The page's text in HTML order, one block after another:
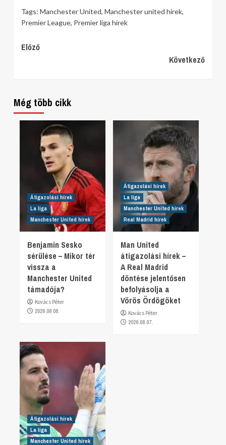
Tags: Manchester United, Manchester united hírek,
Premier League, Premier liga hírek
Continue
Előző
Következő
Még több cikk
Átigazolási hírek
La liga
Manchester United hírek
Benjamin Sesko
sérülése – Mikor tér
vissza a
Manchester United
támadója?
Kovács Péter
2026.08.08.
Átigazolási hírek
La liga
Manchester United hírek
Real Madrid hírek
Man United
átigazolási hírek –
A Real Madrid
döntése jelentősen
befolyásolja a
Vörös Ördögöket
Kovács Péter
2026.08.07.
Átigazolási hírek
La liga
Manchester United hírek